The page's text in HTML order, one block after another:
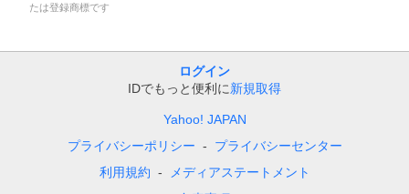
たは登録商標です
ログイン
IDでもっと便利に新規取得
Yahoo! JAPAN
プライバシーポリシー
プライバシーセンター
利用規約
メディアステートメント